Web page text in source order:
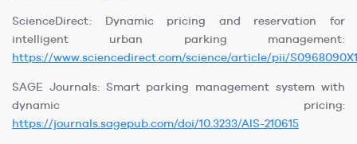
ScienceDirect: Dynamic pricing and reservation for
intelligent urban parking management:
https://www.sciencedirect.com/science/article/pii/
SAGE Journals: Smart parking management system with
dynamic pricing:
https://journals.sagepub.com/doi/10.3233/AIS-210615